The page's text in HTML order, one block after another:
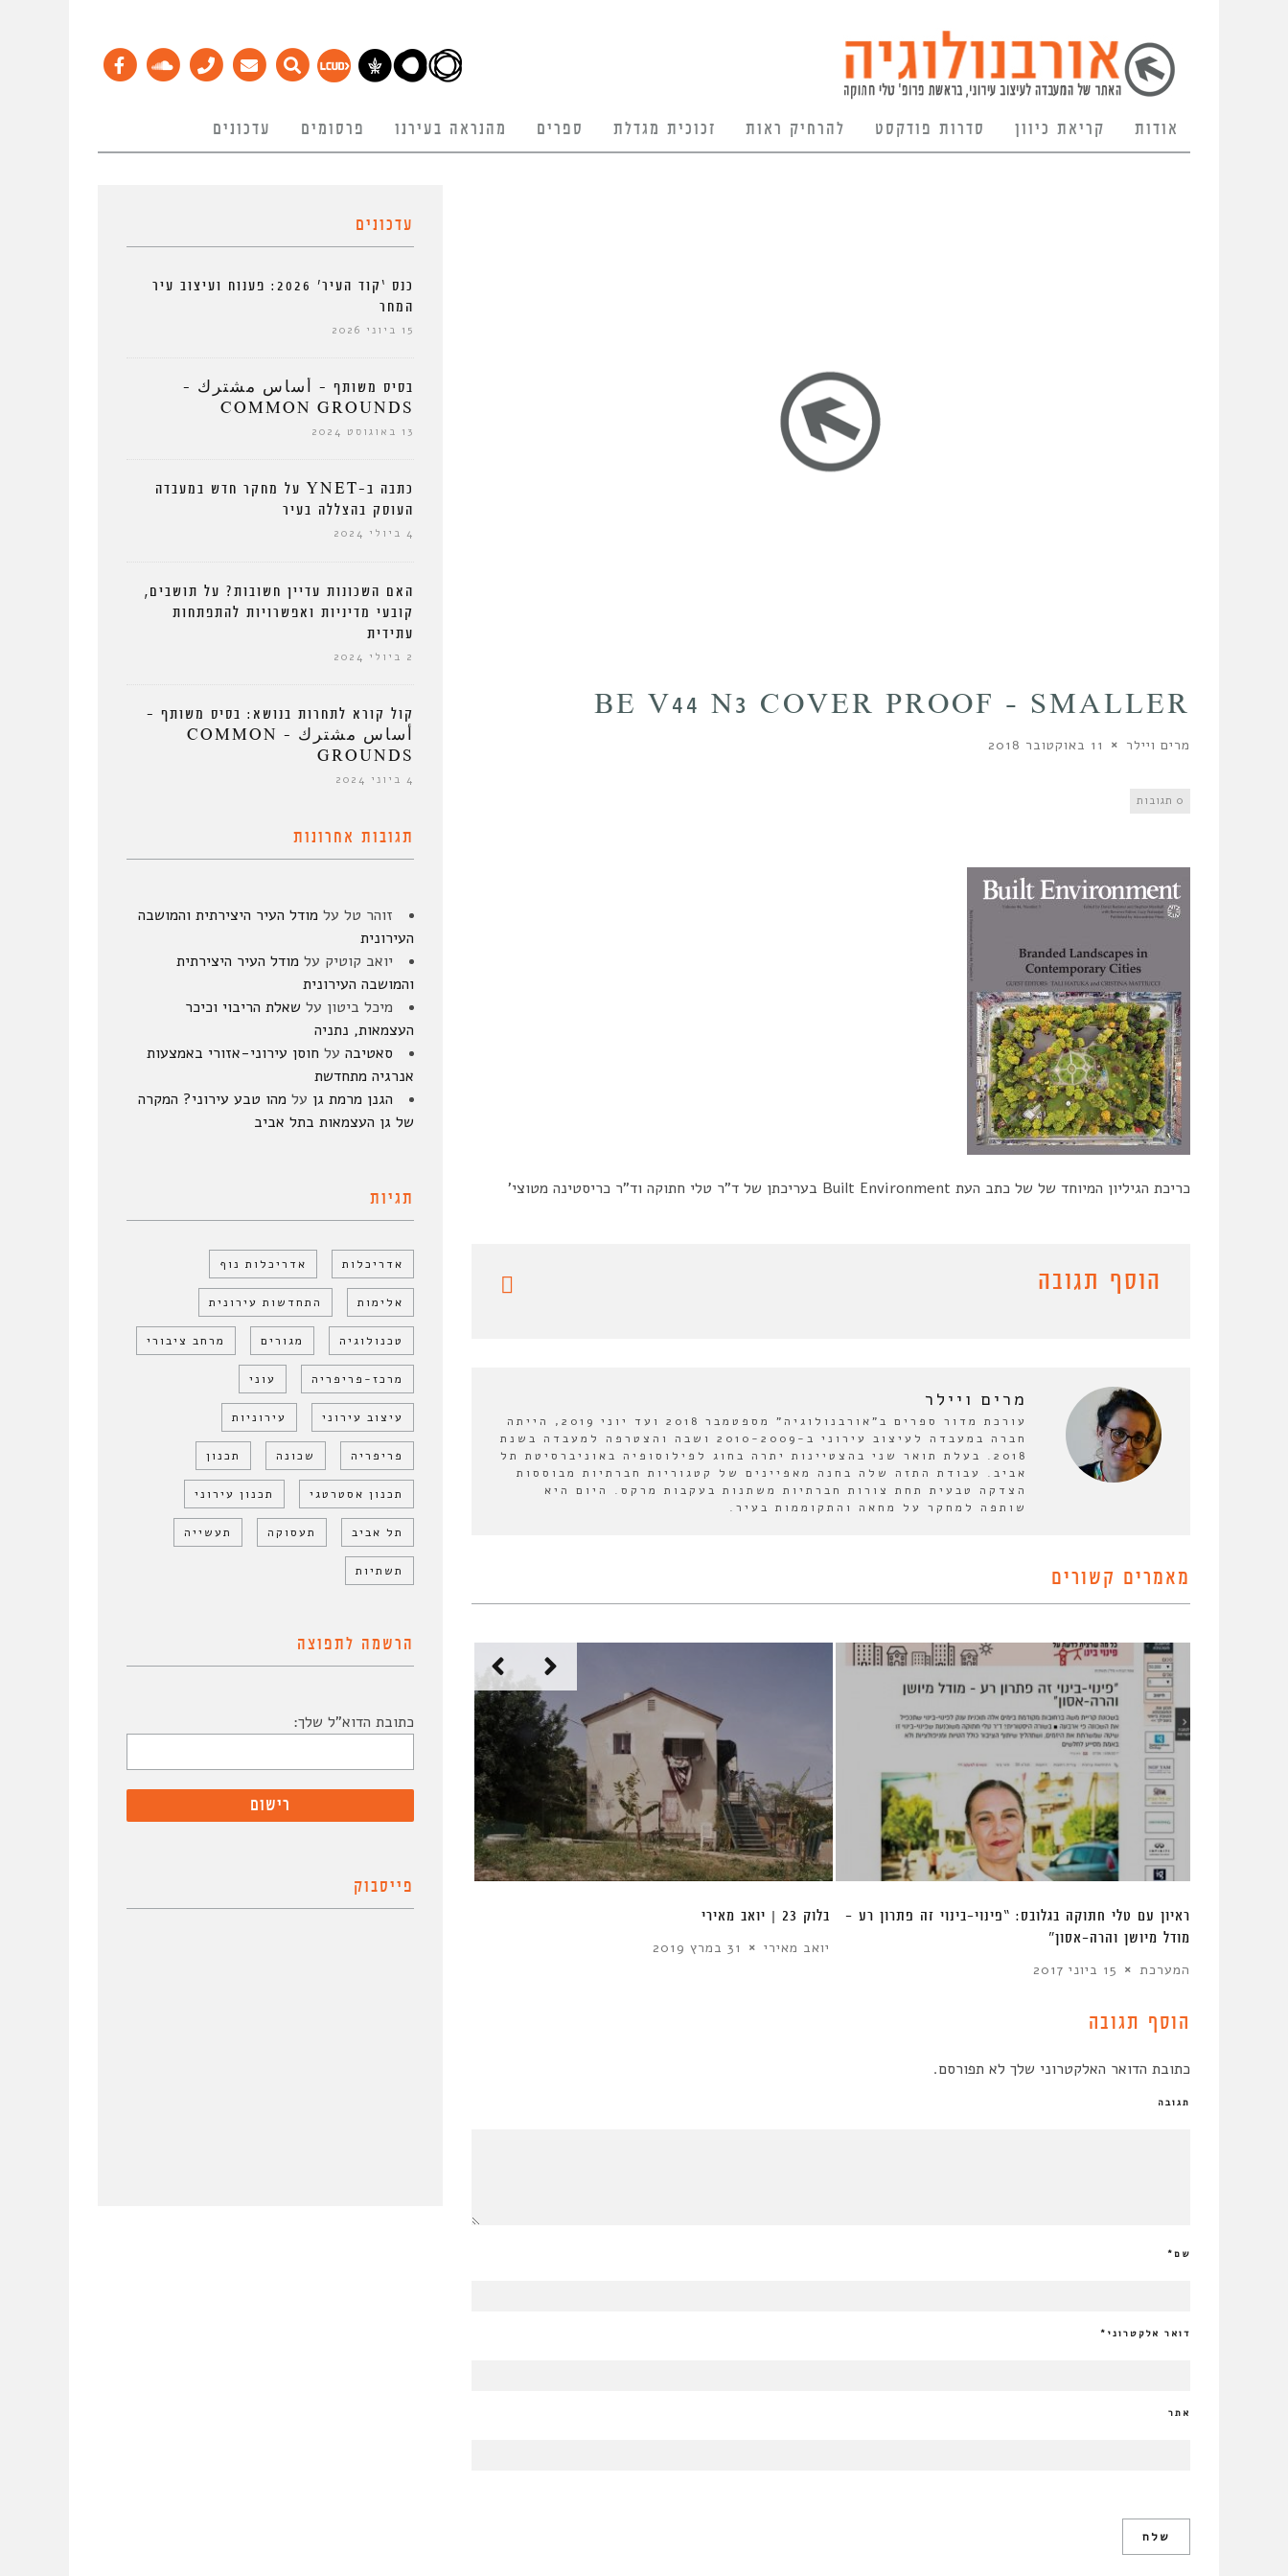
אודות קריאת כיוון סדרות פודקסט להרחיק ראות זכוכית מגדלת ספרים מהנראה בעירנו פרסומים עדכונים
BE V44 N3 COVER PROOF – SMALLER
מרים ויילר 11 באוקטובר 2018
0 תגובות
כריכת הגיליון המיוחד של של כתב העת Built Environment בעריכתן של ד”ר טלי חתוקה וד”ר כריסטינה מטוצי’
הוסף תגובה
מרים ויילר
עורכת מדור ספרים ב"אורבנולוגיה" מספטמבר 2018 ועד יוני 2019, הייתה
חברה במעבדה לעיצוב עירוני ב-2010-2009 ושבה והצטרפה למעבדה בשנת
2018. בעלת תואר שני בהצטיינות יתרה בחוג לפילוסופיה באוניברסיטת תל
אביב. עבודת התזה שלה בחנה מאפיינים של קטגוריות חברתיות מבוססות
הצדקה טבעית תחת צורות חברתיות משתנות בעקבות מרקס. היום היא
שותפה למחקר על מחאה והתקוממות בעיר.
מאמרים קשורים
בלוק 23 | יואב מאירי
יואב מאירי 31 במרץ 2019
ראיון עם טלי חתוקה בגלובס: “פינוי-בינוי זה פתרון רע –
מודל מיושן והרה-אסון”
המערכת 15 ביוני 2017
הוסף תגובה
כתובת הדואר האלקטרוני שלך לא תפורסם.
תגובה
שם*
דואר אלקטרוני *
אתר
עדכונים
כנס ‘קוד העיר’ 2026: פענוח ועיצוב עיר
המחר
15 ביוני 2026
בסיס משותף – أساس مشترك –
COMMON GROUNDS
13 באוגוסט 2024
כתבה ב-YNET על מחקר חדש במעבדה
העוסק בהצללה בעיר
4 ביולי 2024
האם השכונות עדיין חשובות? על תושבים,
קובעי מדיניות ואפשרויות להתפתחות
עתידית
2 ביולי 2024
קול קורא לתחרות בנושא: בסיס משותף –
أساس مشترك – COMMON
GROUNDS
4 ביוני 2024
תגובות אחרונות
זוהר טל על מודל העיר היצירתית והמושבה
העירונית
יואב קוטיק על מודל העיר היצירתית
והמושבה העירונית
מיכל ביטון על שאלת הריבוי וכיכר
העצמאות, נתניה
סאטיבה על חוסן עירוני-אזורי באמצעות
אנרגיה מתחדשת
הגנן מרמת גן על מהו טבע עירוני? המקרה
של גן העצמאות בתל אביב
תגיות
אדריכלות אדריכלות נוף
אלימות התחדשות עירונית
טכנולוגיה מגורים מרחב ציבורי
מרכז-פריפריה עוני
עיצוב עירוני עירוניות
פריפריה שכונה תכנון
תכנון אסטרטגי תכנון עירוני
תל אביב תעסוקה תעשייה
תשתיות
הרשמה לתפוצה
כתובת הדוא"ל שלך:
פייסבוק